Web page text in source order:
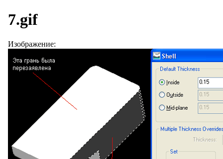
7.gif
Изображение: